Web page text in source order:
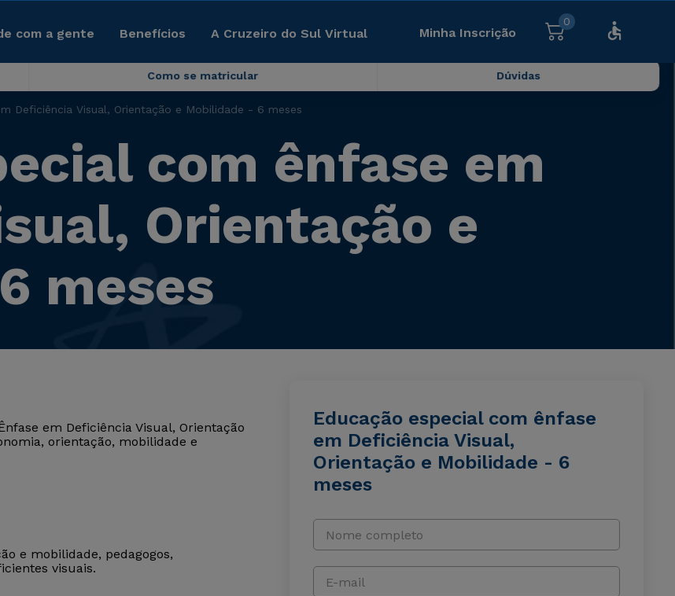
com a gente Benefícios A Cruzeiro do Sul Virtual Minha Inscrição
0
Como se matricular Dúvidas
Deficiência Visual, Orientação e Mobilidade - 6 meses
com ênfase em
Orientação e
meses
em Deficiência Visual, Orientação
orientação, mobilidade e
e mobilidade, pedagogos,
visuais.
Educação especial com ênfase
em Deficiência Visual,
Orientação e Mobilidade - 6
meses
Nome completo
E-mail